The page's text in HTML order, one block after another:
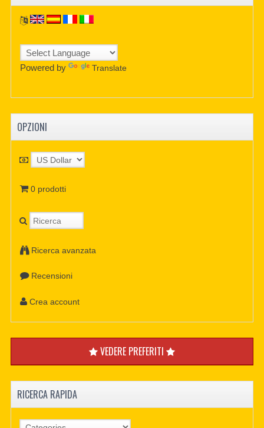
Powered by Translate
OPZIONI
0 prodotti
Ricerca avanzata
Recensioni
Crea account
VEDERE PREFERITI
RICERCA RAPIDA